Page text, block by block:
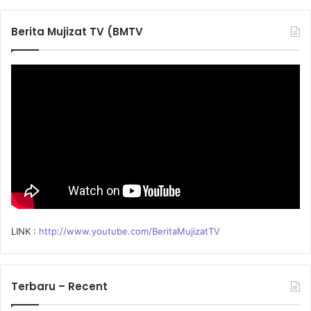
f
o
Berita Mujizat TV (BMTV
LINK : http://www.youtube.com/BeritaMujizatTV
Terbaru – Recent